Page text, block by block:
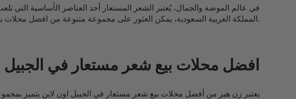
في عالم الموضة والجمال، يُعتبر الشعر المستعار أحد العناصر الأساسية التي
المملكة العربية السعودية، يمكن العثور على مجموعة متنوعة من افضل محلات بيع شعر مستعار في الجبيل التي تقدم شعر مستعار عالي الجودة و الأنماط المتعددة.
افضل محلات بيع شعر مستعار في الجبيل
يعتبر زن هير من أفضل محلات بيع شعر مستعار في الجبيل اون لاين يتميز